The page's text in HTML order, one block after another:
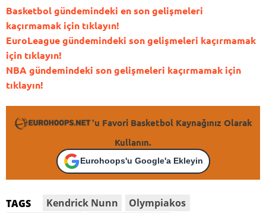
Basketbol gündemindeki en son gelişmeleri
kaçırmamak için tıklayın!
EuroLeague gündemindeki son gelişmeleri kaçırmamak
için tıklayın!
NBA gündemindeki son gelişmeleri kaçırmamak için
tıklayın!
'u Favori Basketbol Kaynağınız Olarak
Kullanın.
Eurohoops'u Google'a Ekleyin
TAGS Kendrick Nunn
Olympiakos